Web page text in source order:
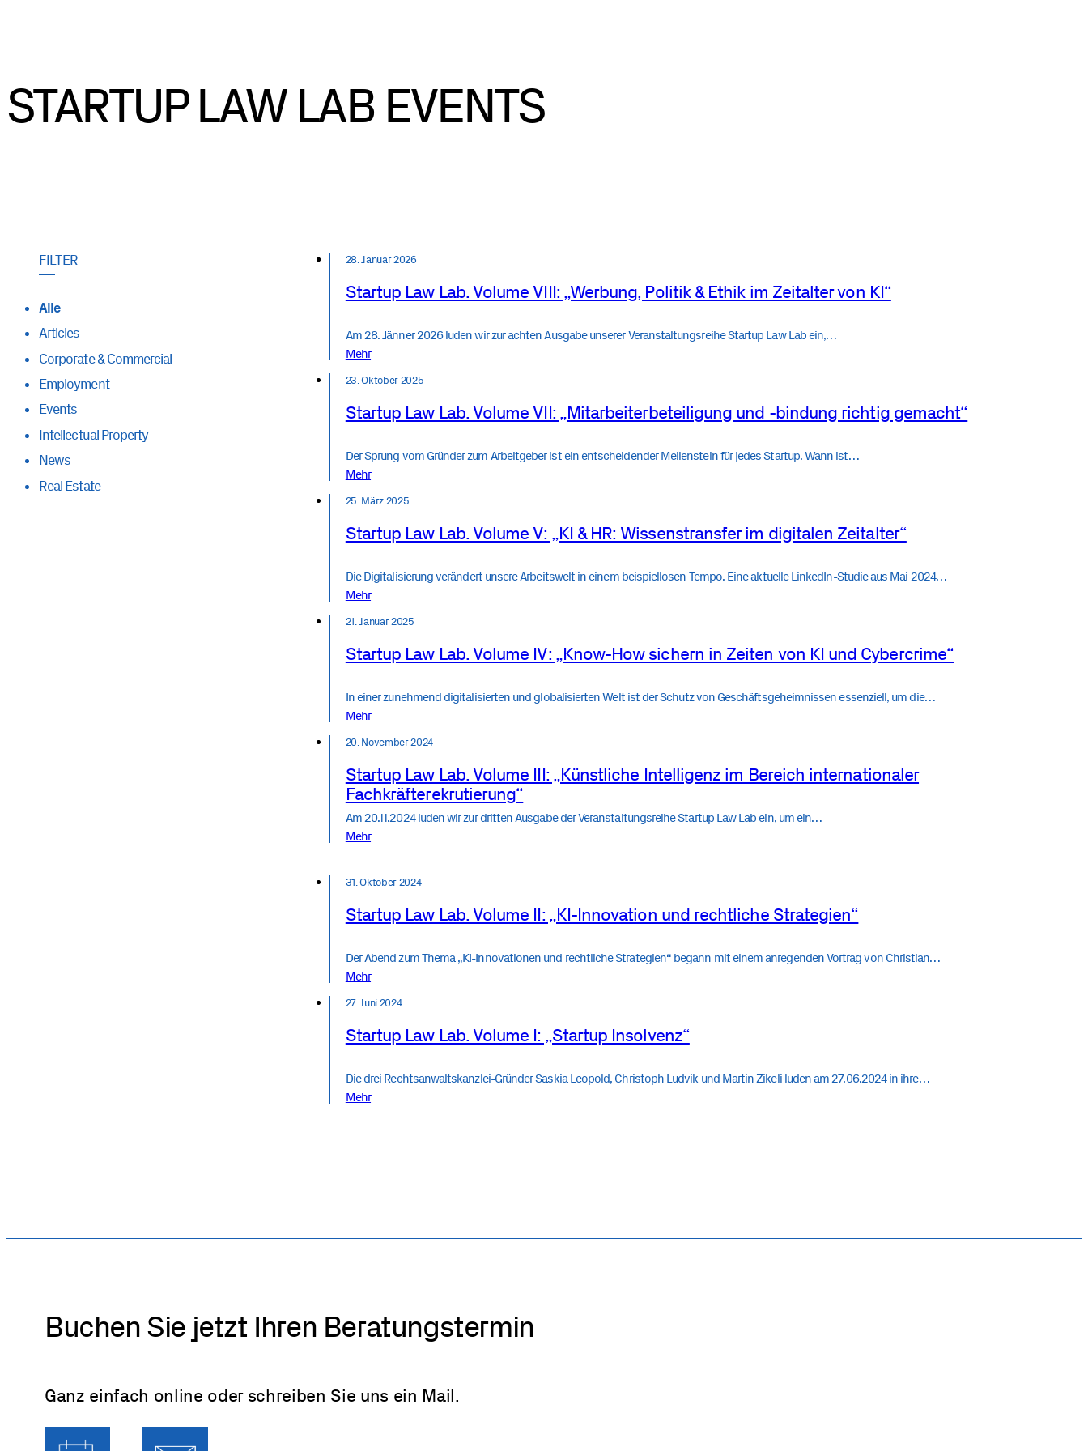
STARTUP LAW LAB EVENTS
Alle
Articles
Corporate & Commercial
Employment
Events
Intellectual Property
News
Real Estate
28. Januar 2026
Startup Law Lab. Volume VIII: „Werbung, Politik & Ethik im Zeitalter von KI“
Am 28. Jänner 2026 luden wir zur achten Ausgabe unserer Veranstaltungsreihe Startup Law Lab ein,…
Mehr
23. Oktober 2025
Startup Law Lab. Volume VII: „Mitarbeiterbeteiligung und -bindung richtig gemacht“
Der Sprung vom Gründer zum Arbeitgeber ist ein entscheidender Meilenstein für jedes Startup. Wann ist…
Mehr
25. März 2025
Startup Law Lab. Volume V: „KI & HR: Wissenstransfer im digitalen Zeitalter“
Die Digitalisierung verändert unsere Arbeitswelt in einem beispiellosen Tempo. Eine aktuelle LinkedIn-Studie aus Mai 2024…
Mehr
21. Januar 2025
Startup Law Lab. Volume IV: „Know-How sichern in Zeiten von KI und Cybercrime“
In einer zunehmend digitalisierten und globalisierten Welt ist der Schutz von Geschäftsgeheimnissen essenziell, um die…
Mehr
20. November 2024
Startup Law Lab. Volume III: „Künstliche Intelligenz im Bereich internationaler
Fachkräfterekrutierung“
Am 20.11.2024 luden wir zur dritten Ausgabe der Veranstaltungsreihe Startup Law Lab ein, um ein…
Mehr
31. Oktober 2024
Startup Law Lab. Volume II: „KI-Innovation und rechtliche Strategien“
Der Abend zum Thema „KI-Innovationen und rechtliche Strategien“ begann mit einem anregenden Vortrag von Christian…
Mehr
27. Juni 2024
Startup Law Lab. Volume I: „Startup Insolvenz“
Die drei Rechtsanwaltskanzlei-Gründer Saskia Leopold, Christoph Ludvik und Martin Zikeli luden am 27.06.2024 in ihre…
Mehr
Buchen Sie jetzt Ihren Beratungstermin
Ganz einfach online oder schreiben Sie uns ein Mail.